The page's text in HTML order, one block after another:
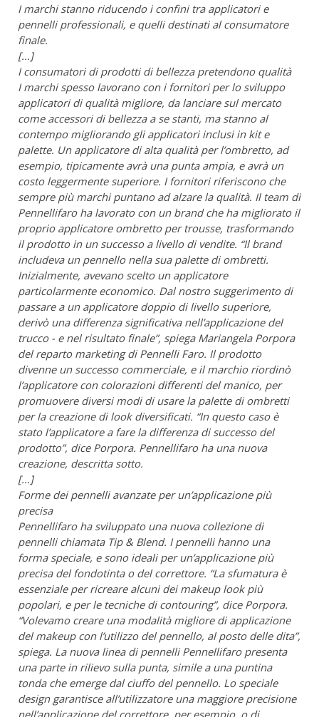
I marchi stanno riducendo i confini tra applicatori e
pennelli professionali, e quelli destinati al consumatore
finale.
[...]
I consumatori di prodotti di bellezza pretendono qualità
I marchi spesso lavorano con i fornitori per lo sviluppo
applicatori di qualità migliore, da lanciare sul mercato
come accessori di bellezza a sestanti, ma stanno al
contempo migliorando gli applicatori inclusi in kit e
palette. Un applicatore di alta qualità per l’ombretto, ad
esempio, tipicamente avrà una punta ampia, e avrà un
costo leggermente superiore. I fornitori riferiscono che
sempre più marchi puntano ad alzare la qualità. Il team di
Pennellifaro ha lavorato con un brand che ha migliorato il
proprio applicatore ombrettoper trousse, trasformando
il prodotto in un successo a livello di vendite. “Il brand
includeva un pennello nella sua palette di ombretti.
Inizialmente, avevano scelto un applicatore
particolarmente economico. Dal nostro suggerimento di
passare a un applicatore doppio di livello superiore,
derivò una differenza significativa nell’applicazione del
trucco - e nel risultato finale”, spiega Mariangela Porpora
del reparto marketing di Pennelli Faro. Il prodotto
divenne un successo commerciale, e il marchio riordinò
l’applicatore con colorazioni differenti del manico, per
promuovere diversi modi di usare la palette di ombretti
per la creazione di look diversificati. “In questo caso è
stato l’applicatore a fare la differenza di successo del
prodotto”, dice Porpora. Pennellifaro ha una nuova
creazione, descritta sotto.
[...]
Forme dei pennelli avanzateper un’applicazione più
precisa
Pennellifaro ha sviluppato una nuova collezione di
pennelli chiamata Tip & Blend. I pennelli hanno una
forma speciale, e sono ideali per un’applicazione più
precisa del fondotinta o del correttore. “La sfumatura è
essenziale per ricreare alcuni dei makeup look più
popolari, e per le tecniche di contouring”, dice Porpora.
“Volevamo creare una modalità migliore di applicazione
del makeup con l’utilizzo del pennello, al posto delle dita”,
spiega. La nuova linea di pennelli Pennellifaro presenta
una parte in rilievo sulla punta, simile a una puntina
tonda che emerge dal ciuffo del pennello. Lo speciale
design garantisce all’utilizzatore una maggiore precisione
nell’applicazione del correttore, per esempio, o di